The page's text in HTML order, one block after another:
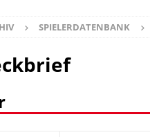
SPIELERDATENBANK